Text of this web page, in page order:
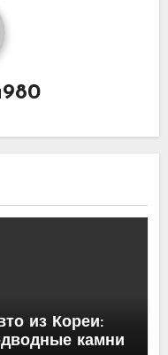
из Кореи:
камни